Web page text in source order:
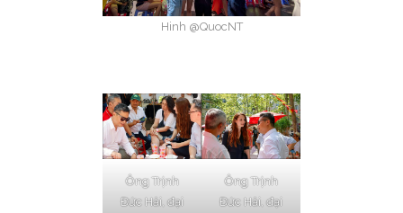
Hinh @QuocNT
Ông Trịnh
Đức Hải, đại
Ông Trịnh
Đức Hải, đại